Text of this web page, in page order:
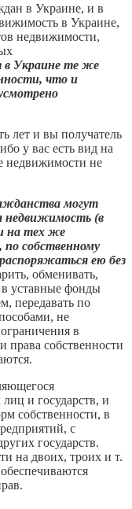
в Украине, и в
в Украине,
недвижимости,
Украине те же
что и
лет и вы получатель
у вас есть вид на
недвижимости не
могут
недвижимость (в
на тех же
собственному
ею без
обменивать,
в уставные фонды
передавать по
не
в
права собственности
и государств, и
собственности, в
с
государств.
на двоих, троих и т.